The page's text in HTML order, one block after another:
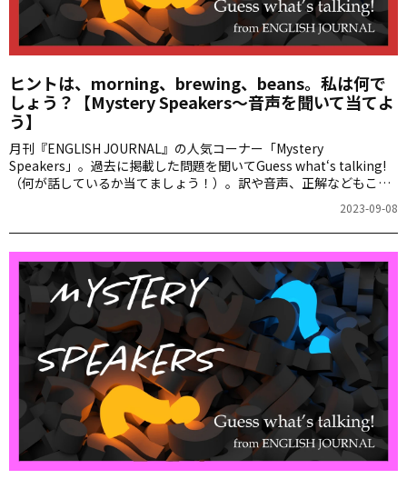
ヒントは、morning、brewing、beans。私は何で
しょう？【Mystery Speakers～音声を聞いて当てよ
う】
月刊『ENGLISH JOURNAL』の人気コーナー「Mystery
Speakers」。過去に掲載した問題を聞いてGuess what‘s talking!
（何が話しているか当てましょう！）。訳や音声、正解などもこち
2023-09-08